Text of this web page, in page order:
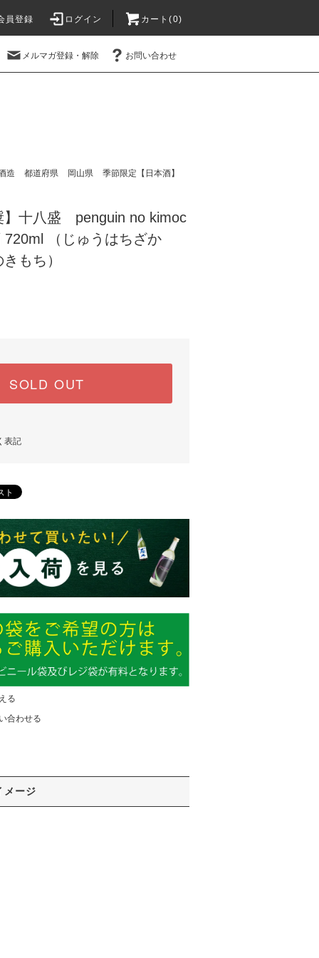
員登録 ログイン カート(0)
メルマガ登録・解除 お問い合わせ
造 都道府県 岡山県
季節限定【日本酒】
】十八盛 penguin no kimoc
（じゅうはちざか
もち）
SOLD OUT
表記
る
合わせる
メージ